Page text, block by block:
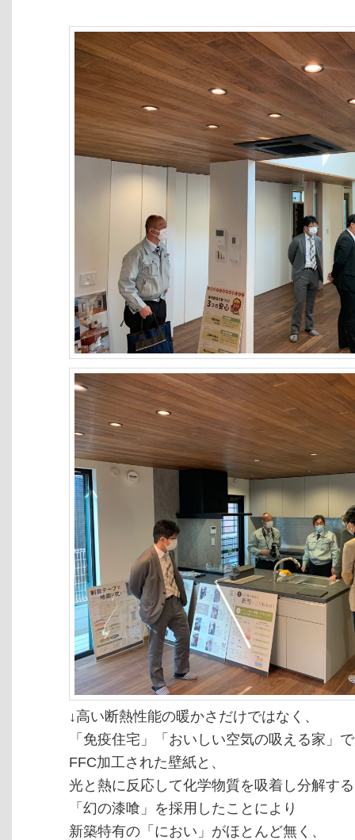
↓高い断熱性能の暖かさだけではなく、
「免疫住宅」「おいしい空気の吸える家」
FFC加工された壁紙と、
光と熱に反応して化学物質を吸着し分解する
「幻の漆喰」を採用したことにより
新築特有の「におい」がほとんど無く、